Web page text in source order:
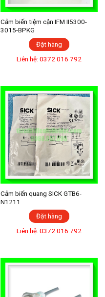
Cảm biến tiệm cận IFM II5300-
3015-BPKG
Đặt hàng
Liên hệ: 0372 016 792
Cảm biến quang SICK GTB6-
N1211
Đặt hàng
Liên hệ: 0372 016 792